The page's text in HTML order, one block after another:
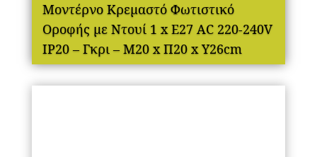
Μοντέρνο Κρεμαστό Φωτιστικό
Οροφής με Ντουί 1 x E27 AC 220-240V
IP20 – Γκρι – Μ20 x Π20 x Υ26cm